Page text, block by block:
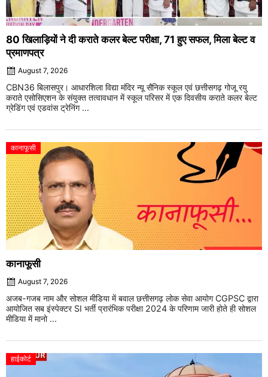
80 खिलाड़ियों ने दी कराते कलर बेल्ट परीक्षा, 71 हुए सफल, मिला बेल्ट व
प्रमाणपत्र
August 7, 2026
CBN36 बिलासपुर। आधारशिला विद्या मंदिर न्यू सैनिक स्कूल एवं छत्तीसगढ़ गोजू रयु
कराते एसोसिएशन के संयुक्त तत्वावधान में स्कूल परिसर में एक दिवसीय कराते कलर बेल्ट
ग्रेडिंग एवं एडवांस ट्रेनिंग ...
कानाफूसी
कानाफूसी
August 7, 2026
अजब-गजब नाम और सोशल मीडिया में बवाल छत्तीसगढ़ लोक सेवा आयोग CGPSC द्वारा
आयोजित सब इंस्पेक्टर SI भर्ती प्रारंभिक परीक्षा 2024 के परिणाम जारी होते ही सोशल
मीडिया में मानो ...
हाईकोर्ट